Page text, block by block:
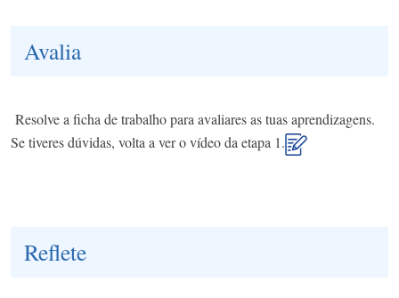
Avalia
Resolve a ficha de trabalho para avaliares as tuas aprendizagens.
Se tiveres dúvidas, volta a ver o vídeo da etapa 1.
Reflete